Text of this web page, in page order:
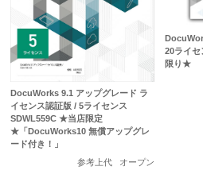
DocuWorks 9.1 アップグレード ラ
イセンス認証版 / 5ライセンス
SDWL559C ★当店限定
★「DocuWorks10 無償アップグレ
ード付き！」
参考上代
オープン
20ライ
限り★